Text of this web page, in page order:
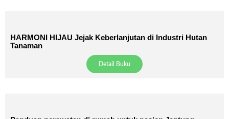
HARMONI HIJAU Jejak Keberlanjutan di Industri Hutan
Tanaman
Detail Buku